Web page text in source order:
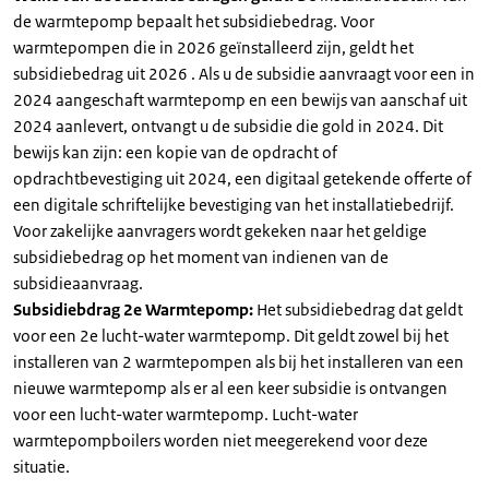
de warmtepomp bepaalt het subsidiebedrag. Voor
warmtepompen die in 2026 geïnstalleerd zijn, geldt het
subsidiebedrag uit 2026 . Als u de subsidie aanvraagt voor een in
2024 aangeschaft warmtepomp en een bewijs van aanschaf uit
2024 aanlevert, ontvangt u de subsidie die gold in 2024. Dit
bewijs kan zijn: een kopie van de opdracht of
opdrachtbevestiging uit 2024, een digitaal getekende offerte of
een digitale schriftelijke bevestiging van het installatiebedrijf.
Voor zakelijke aanvragers wordt gekeken naar het geldige
subsidiebedrag op het moment van indienen van de
subsidieaanvraag.
Subsidiebdrag 2e Warmtepomp: Het subsidiebedrag dat geldt
voor een 2e lucht-water warmtepomp. Dit geldt zowel bij het
installeren van 2 warmtepompen als bij het installeren van een
nieuwe warmtepomp als er al een keer subsidie is ontvangen
voor een lucht-water warmtepomp. Lucht-water
warmtepompboilers worden niet meegerekend voor deze
situatie.